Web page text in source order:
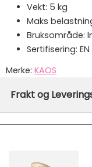
Vekt: 5 kg
Maks
Bruksområde:
Sertifisering: EN
Merke: KAOS
Frakt og
På lager hos